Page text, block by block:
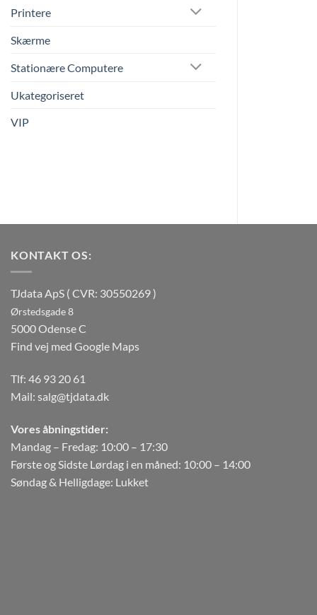
Printere
Skærme
Stationære Computere
Ukategoriseret
VIP
KONTAKT OS:
TJdata ApS ( CVR: 30550269 )
Ørstedsgade 8
5000 Odense C
Find vej med Google Maps
Tlf: 46 93 20 61
Mail: salg@tjdata.dk
Vores åbningstider:
Mandag – Fredag: 10:00 – 17:30
Første og Sidste Lørdag i en måned: 10:00 – 14:00
Søndag & Helligdage: Lukket